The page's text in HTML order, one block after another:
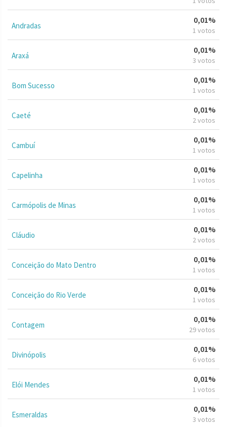
Andradas
0,01%
1 votos
Araxá
0,01%
3 votos
Bom Sucesso
0,01%
1 votos
Caeté
0,01%
2 votos
Cambuí
0,01%
1 votos
Capelinha
0,01%
1 votos
Carmópolis de Minas
0,01%
1 votos
Cláudio
0,01%
2 votos
Conceição do Mato Dentro
0,01%
1 votos
Conceição do Rio Verde
0,01%
1 votos
Contagem
0,01%
29 votos
Divinópolis
0,01%
6 votos
Elói Mendes
0,01%
1 votos
Esmeraldas
0,01%
3 votos